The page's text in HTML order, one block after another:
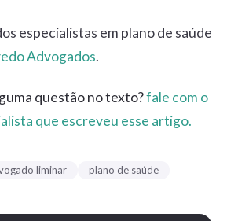
especialistas em plano de saúde
Advogados.
questão no texto?fale com o
que escreveu esse artigo.
liminar plano de saúde